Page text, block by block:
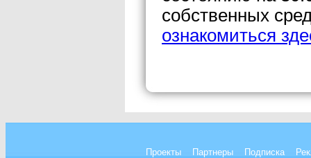
собственных
ознакомиться
Проекты Партнеры Подписка